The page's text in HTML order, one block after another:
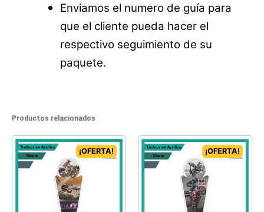
Enviamos el numero de guía para
que el cliente pueda hacer el
respectivo seguimiento de su
paquete.
Productos relacionados
¡OFERTA! ¡OFERTA!